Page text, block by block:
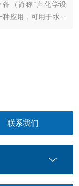
（简称“声化学设
应用，可用于水处
联系我们